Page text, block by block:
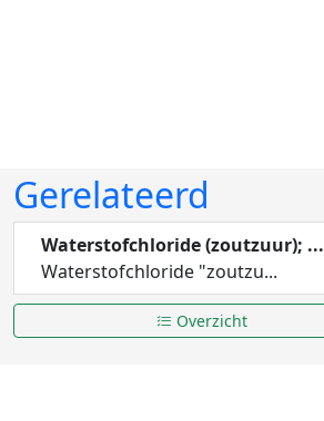
Gerelateerd
Waterstofchloride (zoutzuur); ...
Waterstofchloride "zoutzu...
Overzicht